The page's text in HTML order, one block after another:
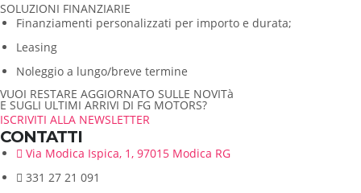
SOLUZIONI FINANZIARIE
Finanziamenti personalizzati per importo e durata;
Leasing
Noleggio a lungo/breve termine
VUOI RESTARE AGGIORNATO SULLE NOVITà
E SUGLI ULTIMI ARRIVI DI FG MOTORS?
ISCRIVITI ALLA NEWSLETTER
CONTATTI
Via Modica Ispica, 1, 97015 Modica RG
331 27 21 091